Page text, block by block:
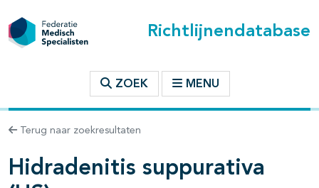
Richtlijnendatabase
ZOEK MENU
Terug naar zoekresultaten
Hidradenitis suppurativa
binnen deze richtlijn